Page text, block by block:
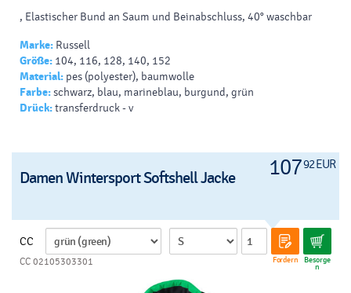
, Elastischer Bund an Saum und Beinabschluss, 40° waschbar
Marke: Russell
Größe: 104, 116, 128, 140, 152
Material: pes (polyester), baumwolle
Farbe:schwarz, blau, marineblau, burgund, grün
Drück:transferdruck - v
10792 EUR
Damen Wintersport Softshell Jacke
CC
Fordern Besorge
n
CC 02105303301